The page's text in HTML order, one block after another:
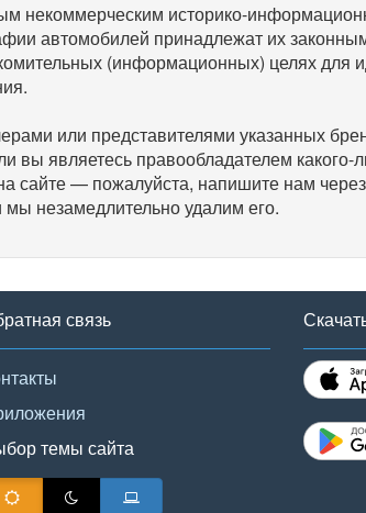
некоммерческим историко-
автомобилей принадлежат их
(информационных) целях для
или представителями указанных
вы являетесь правообладателем какого-
сайте — пожалуйста, напишите нам через
незамедлительно удалим его.
связь
темы сайта